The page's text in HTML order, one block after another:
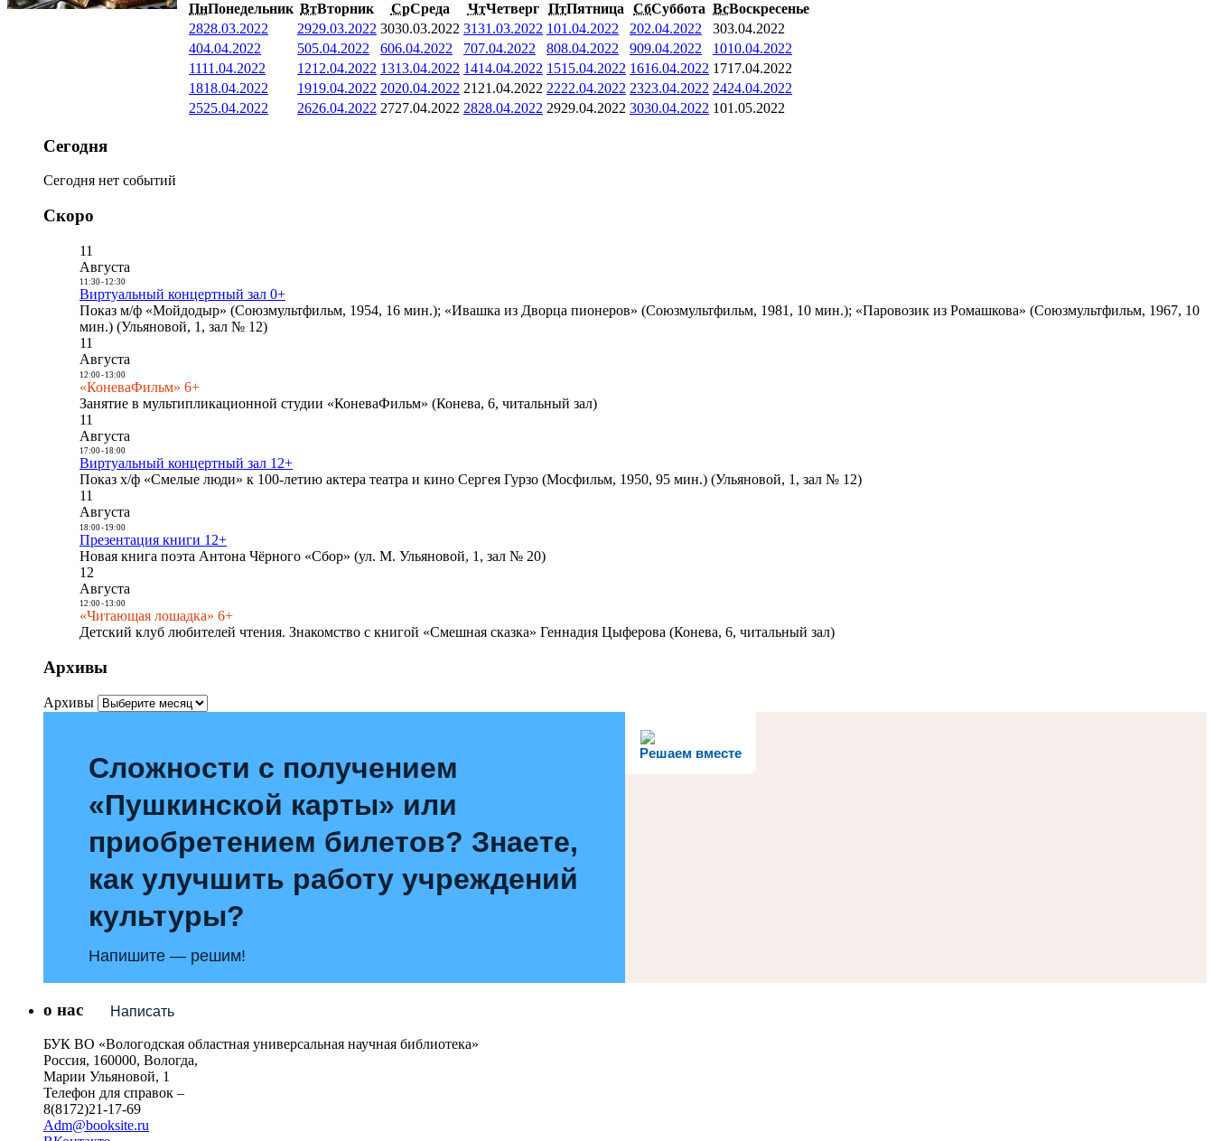
ПнПонедельник ВтВторник СрСреда ЧтЧетверг ПтПятница СбСуббота ВсВоскресенье
2828.03.2022 2929.03.2022 3030.03.2022 3131.03.2022 101.04.2022 202.04.2022 303.04.2022
404.04.2022 505.04.2022 606.04.2022 707.04.2022 808.04.2022 909.04.2022 1010.04.2022
1111.04.2022 1212.04.2022 1313.04.2022 1414.04.2022 1515.04.2022 1616.04.2022 1717.04.2022
1818.04.2022 1919.04.2022 2020.04.2022 21 21.04.2022 2222.04.2022 2323.04.2022 2424.04.2022
2525.04.2022 2626.04.2022 2727.04.2022 2828.04.2022 2929.04.2022 3030.04.2022 101.05.2022
Сегодня
Сегодня нет событий
Скоро
11
Августа
11:30- 12:30
Виртуальный концертный зал 0+
Показ м/ф «Мойдодыр» (Союзмультфильм, 1954, 16 мин.); «Ивашка из Дворца пионеров» (Союзмультфильм, 1981, 10 мин.); «Паровозик из Ромашкова» (Союзмультфильм, 1967, 10
мин.) (Ульяновой, 1, зал № 12)
11
Августа
12:00- 13:00
«КоневаФильм» 6+
Занятие в мультипликационной студии «КоневаФильм» (Конева, 6, читальный зал)
11
Августа
17:00- 18:00
Виртуальный концертный зал 12+
Показ х/ф «Смелые люди» к 100-летию актера театра и кино Сергея Гурзо (Мосфильм, 1950, 95 мин.) (Ульяновой, 1, зал № 12)
11
Августа
18:00- 19:00
Презентация книги 12+
Новая книга поэта Антона Чёрного «Сбор» (ул. М. Ульяновой, 1, зал № 20)
12
Августа
12:00- 13:00
«Читающая лошадка» 6+
Детский клуб любителей чтения. Знакомство с книгой «Смешная сказка» Геннадия Цыферова (Конева, 6, читальный зал)
Архивы
Архивы
Решаем вместе
Сложности с получением
«Пушкинской карты» или
приобретением билетов? Знаете,
как улучшить работу учреждений
культуры?
Напишите — решим!
Написать
о нас
БУК ВО «Вологодская областная универсальная научная библиотека»
Россия, 160000, Вологда,
Марии Ульяновой, 1
Телефон для справок –
8(8172)21-17-69
Adm@booksite.ru